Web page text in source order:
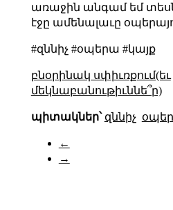
առաջին անգամ եմ
էջը ամենալաւը
#զննիչ #օպերա #կայք
բնօրինակ սփիւռքում(եւ
մեկնաբանութիւննե՞ր)
պիտակներ՝ զննիչ
←
→